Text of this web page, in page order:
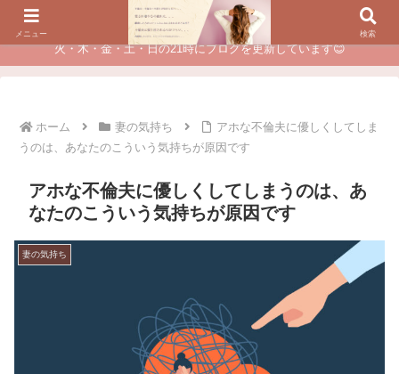
夫に不倫されたつらい経験が、あなたのチャンスに変わるカウンセリング
火・木・金・土・日の21時にブログを更新しています😊
ホーム 妻の気持ち
アホな不倫夫に優しくしてしま
うのは、あなたのこういう気持ちが原因です
アホな不倫夫に優しくしてしまうのは、あ
なたのこういう気持ちが原因です
妻の気持ち
メニュー 検索